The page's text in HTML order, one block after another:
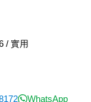
/ 實用
WhatsApp